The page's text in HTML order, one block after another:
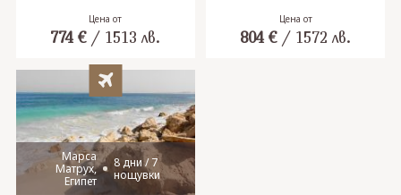
Цена от
774 €/ 1513 лв.
Цена от
804 €/ 1572 лв.
Марса
Матрух,
Египет
8 дни / 7
нощувки